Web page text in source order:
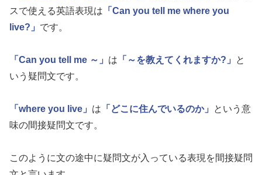
スで使える英語表現は 「Can you tell me where you
live?」 です。
「Can you tell me ～」 は 「～を教えてくれますか?」
と
いう疑問文です。
「where you live」 は 「どこに住んでいるのか」
という意
味の間接疑問文です。
このように文の途中に疑問文が入っている表現を間接疑問